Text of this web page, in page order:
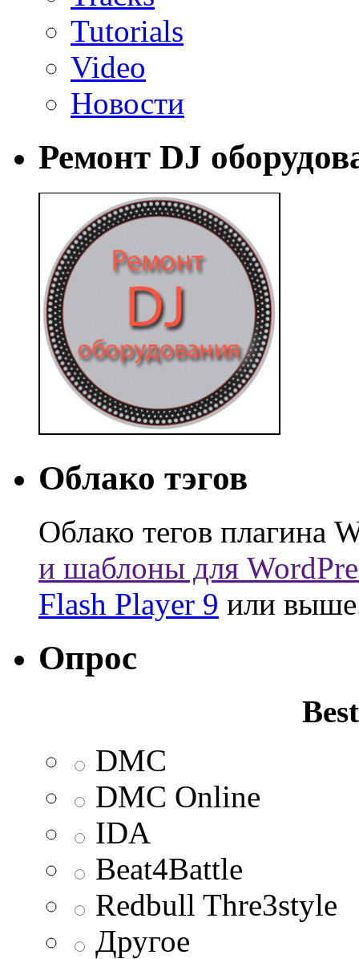
Tutorials
Video
Новости
Ремонт DJ
Облако тэгов
Облако тегов плагина
и шаблоны для
Flash Player 9 или
Опрос
DMC
DMC Online
IDA
Beat4Battle
Redbull Thre3style
Другое